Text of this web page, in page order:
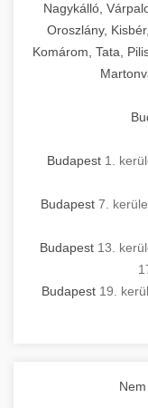
Nagykálló,
Oroszlány,
Komárom, Tata,
Budapest 1.
Budapest 7.
Budapest 13.
Budapest 19.